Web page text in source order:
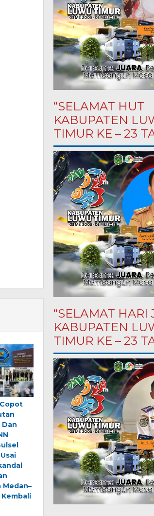
Dan
Medan–
Kembali
“SELAMAT HUT
KABUPATEN
TIMUR KE – 23
“SELAMAT HARI
KABUPATEN
TIMUR KE – 23